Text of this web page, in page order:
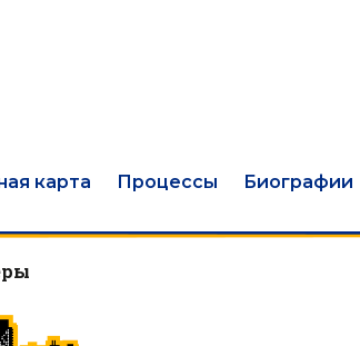
карта Процессы Биографии